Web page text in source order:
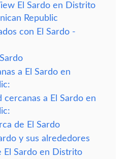
El Sardo en Distrito
Republic
con El Sardo -
a El Sardo en
cercanas a El Sardo en
de El Sardo
y sus alrededores
El Sardo en Distrito